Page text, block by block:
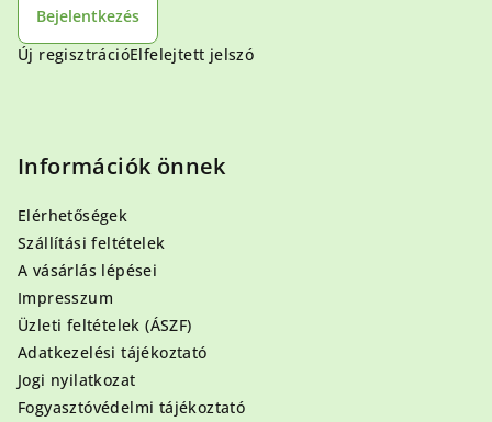
Bejelentkezés
Új regisztrációElfelejtett jelszó
Információk önnek
Elérhetőségek
Szállítási feltételek
A vásárlás lépései
Impresszum
Üzleti feltételek (ÁSZF)
Adatkezelési tájékoztató
Jogi nyilatkozat
Fogyasztóvédelmi tájékoztató